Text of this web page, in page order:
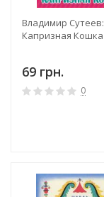
Владимир Сутеев:
Капризная Кошка
69 грн.
0